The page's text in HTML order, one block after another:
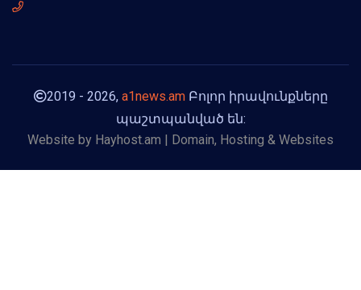
2019 - 2026, a1news.amԲոլոր իրավունքները
պաշտպանված են:
Website by Hayhost.am | Domain, Hosting & Websites